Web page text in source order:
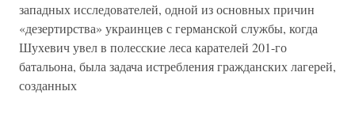
западных исследователей, одной из основных причин
«дезертирства» украинцев с германской службы, когда
Шухевич увел в полесские леса карателей 201-го
батальона, была задача истребления гражданских лагерей,
созданных